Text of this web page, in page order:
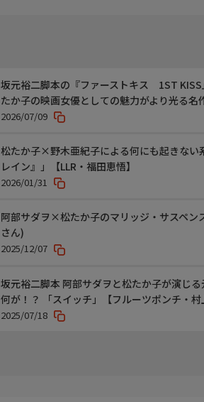
坂元裕二脚本の『ファーストキス 1ST
たか子の映画女優としての魅力がより光る名
2026/07/09
松たか子×野木亜紀子による何にも起きない
レイン』」【LLR・福田恵悟】
2026/01/31
阿部サダヲ×松たか子のマリッジ・サスペン
さん)
2025/12/07
坂元裕二脚本 阿部サダヲと松たか子が演じ
何が！？ 「スイッチ」【フルーツポンチ・村
2025/07/18